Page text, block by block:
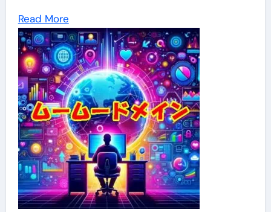
で
簡
単
復
活
手
続
き
Read MoreRead
more
about
ム
ー
ム
ー
ド
メ
イ
ン